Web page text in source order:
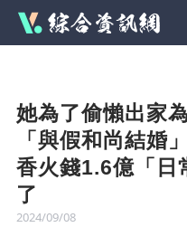
她為了偷懶出家
「與假和尚結婚
香火錢1.6億「日
了
2024/09/08